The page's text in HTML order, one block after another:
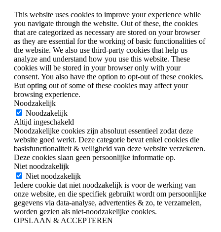
This website uses cookies to improve your experience while
you navigate through the website. Out of these, the cookies
that are categorized as necessary are stored on your browser
as they are essential for the working of basic functionalities of
the website. We also use third-party cookies that help us
analyze and understand how you use this website. These
cookies will be stored in your browser only with your
consent. You also have the option to opt-out of these cookies.
But opting out of some of these cookies may affect your
browsing experience.
Noodzakelijk
Noodzakelijk
Altijd ingeschakeld
Noodzakelijke cookies zijn absoluut essentieel zodat deze
website goed werkt. Deze categorie bevat enkel cookies die
basisfunctionaliteit & veiligheid van deze website verzekeren.
Deze cookies slaan geen persoonlijke informatie op.
Niet noodzakelijk
Niet noodzakelijk
Iedere cookie dat niet noodzakelijk is voor de werking van
onze website, en die specifiek gebruikt wordt om persoonlijke
gegevens via data-analyse, advertenties & zo, te verzamelen,
worden gezien als niet-noodzakelijke cookies.
OPSLAAN & ACCEPTEREN